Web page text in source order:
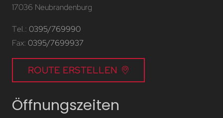
17036 Neubrandenburg
Tel.: 0395/769990
Fax: 0395/7699937
ROUTE ERSTELLEN
Öffnungszeiten